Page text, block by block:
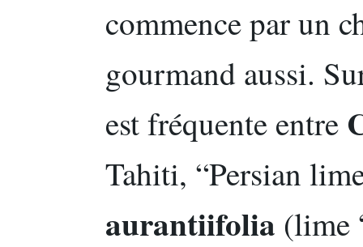
commence par un
gourmand aussi.
est fréquente entre
Tahiti, “Persian
aurantiifolia (lime